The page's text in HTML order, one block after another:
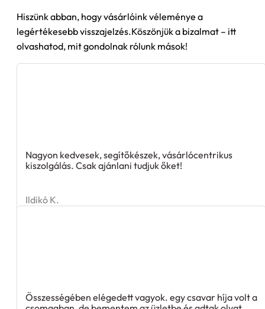
Hiszünk abban, hogy vásárlóink véleménye a
legértékesebb visszajelzés.Köszönjük a bizalmat – itt
olvashatod, mit gondolnak rólunk mások!
Nagyon kedvesek, segítőkészek, vásárlócentrikus
kiszolgálás. Csak ajánlani tudjuk őket!
Ildikó K.
Összességében elégedett vagyok. egy csavar híja volt a